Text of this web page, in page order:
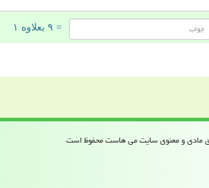
= ۹ بعلاوه ۱